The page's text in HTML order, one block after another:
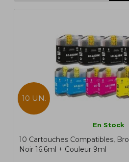
10 UN.
En Stock
10 Cartouches Compatibles,
Noir 16.6ml + Couleur 9ml